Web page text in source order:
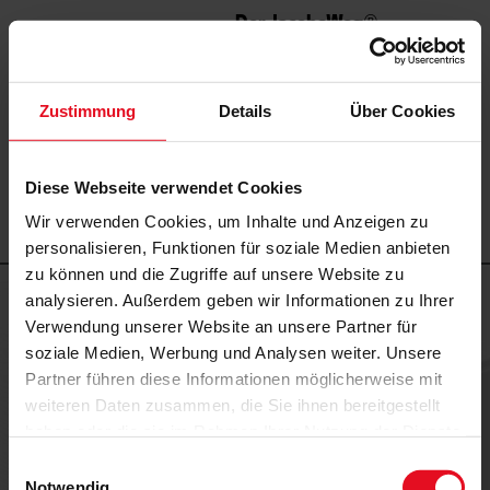
Zustimmung Details Über Cookies
Diese Webseite verwendet Cookies
Wir verwenden Cookies, um Inhalte und Anzeigen zu
personalisieren, Funktionen für soziale Medien anbieten
zu können und die Zugriffe auf unsere Website zu
analysieren. Außerdem geben wir Informationen zu Ihrer
Verwendung unserer Website an unsere Partner für
soziale Medien, Werbung und Analysen weiter. Unsere
Partner führen diese Informationen möglicherweise mit
weiteren Daten zusammen, die Sie ihnen bereitgestellt
AusUmbauer
Menü öffnen
Der JacobsWeg®
AusUmbauten
Kontakt
Datenschutz
Der JacobsWeg® Das Kennenlernen Die Ideen Die Details
Die Umsetzung
Ihr neues Zuhause
Detailplanung vom Architekten in Düsseldorf,
Meerbusch, Mettmann und Umgebung